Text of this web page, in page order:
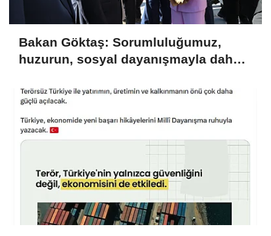
Bakan Göktaş: Sorumluluğumuz,
huzurun, sosyal dayanışmayla daha